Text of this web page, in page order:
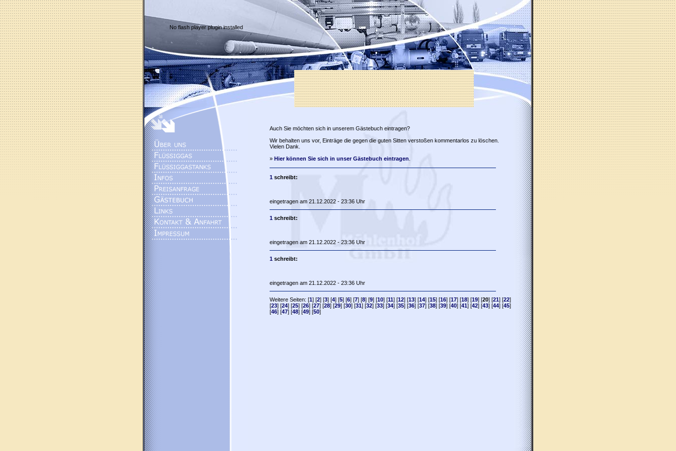
No flash player plugin installed
Auch Sie möchten sich in unserem Gästebuch eintragen?
Wir behalten uns vor, Einträge die gegen die guten Sitten verstoßen kommentarlos zu löschen.
Vielen Dank.
» Hier können Sie sich in unser Gästebuch eintragen
1schreibt:
eingetragen am 21.12.2022 - 23:36 Uhr
1schreibt:
eingetragen am 21.12.2022 - 23:36 Uhr
1schreibt:
eingetragen am 21.12.2022 - 23:36 Uhr
Weitere Seiten: [1] [2] [3] [4] [5] [6] [7] [8] [9] [10] [11] [12] [13] [14] [15] [16] [17] [18] [19] [20] [21] [22]
[23] [24] [25] [26] [27] [28] [29] [30] [31] [32] [33] [34] [35] [36] [37] [38] [39] [40] [41] [42] [43] [44] [45]
[46] [47] [48] [49] [50]